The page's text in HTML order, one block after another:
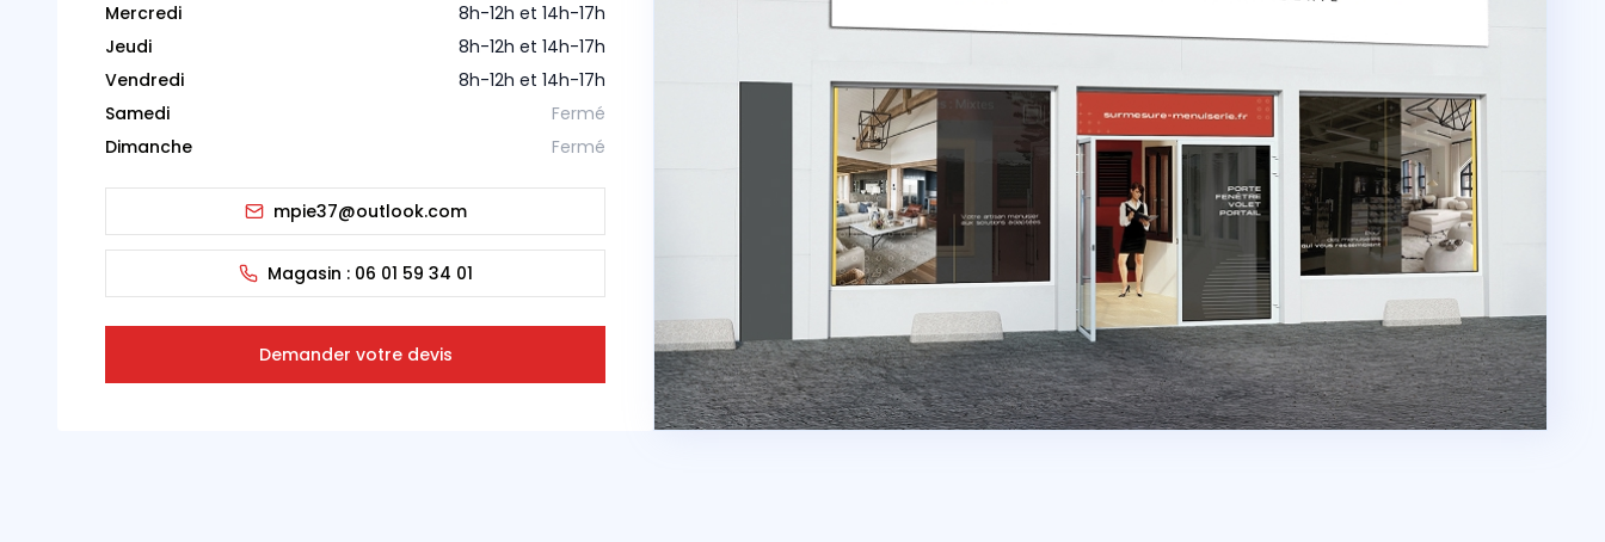
Mercredi
8h-12h et 14h-17h
Jeudi
8h-12h et 14h-17h
Vendredi
8h-12h et 14h-17h
Samedi
Fermé
Dimanche
Fermé
mpie37@outlook.com
Magasin : 06 01 59 34 01
Demander votre devis